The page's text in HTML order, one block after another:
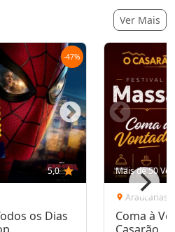
Ver Mais
-47%
5,0 star
os Dias
Mais de 50
location_on Araucárias
Coma à
Casarão